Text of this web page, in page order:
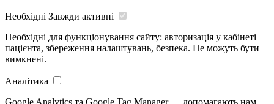
Необхідні Завжди активні
Необхідні для функціонування сайту: авторизація у кабінеті
пацієнта, збереження налаштувань, безпека. Не можуть бути
вимкнені.
Аналітика
Google Analytics та Google Tag Manager — допомагають нам